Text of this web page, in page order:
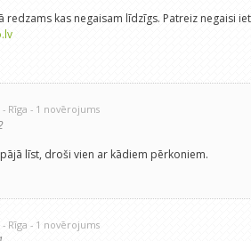
redzams kas negaisam līdzīgs. Patreiz negaisi
- Rīga - 1 novērojums
līst, droši vien ar kādiem pērkoniem.
- Rīga - 1 novērojums